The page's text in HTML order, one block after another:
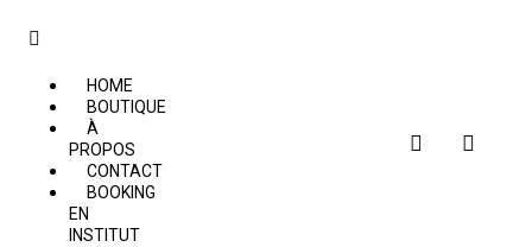
HOME
BOUTIQUE
À
PROPOS
CONTACT
BOOKING
EN
INSTITUT